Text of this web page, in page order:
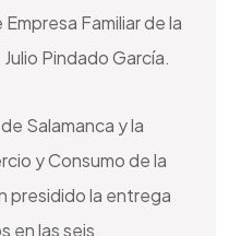
Familiar de la
Pindado García.
Salamanca y la
y Consumo de la
presidido la entrega
en las seis